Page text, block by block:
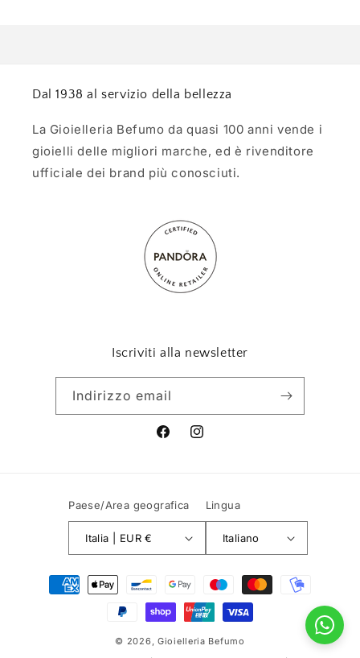
Dal 1938 al servizio della bellezza
La Gioielleria Befumo da quasi 100 anni vende i
gioielli delle migliori marche, ed è rivenditore
ufficiale dei brand più conosciuti.
Iscriviti alla newsletter
Indirizzo email
FacebookInstagram
Paese/Area geografica
Italia | EUR €
Lingua
Italiano
Metodi
© 2026, Gioielleria Befumo